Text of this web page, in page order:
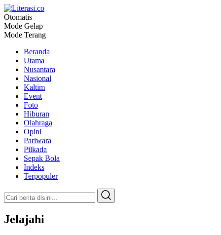
Literasi.co
Pilar Informasi
Otomatis
Mode Gelap
Mode Terang
Beranda
Utama
Nusantara
Nasional
Kaltim
Event
Foto
Hiburan
Olahraga
Opini
Pariwara
Pilkada
Sepak Bola
Indeks
Terpopuler
Jelajahi